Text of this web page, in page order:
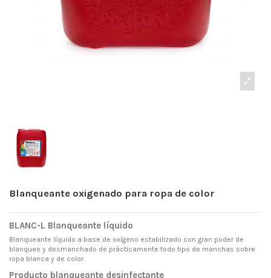
Blanqueante oxigenado para ropa de color
BLANC-L Blanqueante líquido
Blanqueante líquido a base de oxígeno estabilizado con gran poder de
blanqueo y desmanchado de prácticamente todo tipo de manchas sobre
ropa blanca y de color.
Producto blanqueante desinfectante